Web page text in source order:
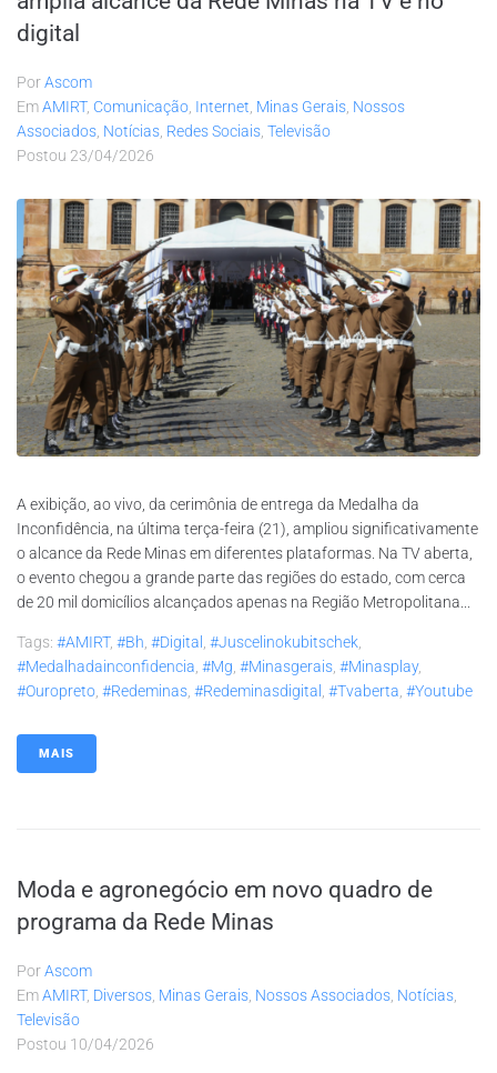
digital
PorAscom
EmAMIRT, Comunicação Internet Minas Gerais Nossos
Associados Notícias Redes Sociais Televisão
Postou 23/04/2026
A exibição, ao vivo, da cerimônia de entrega da Medalha da
Inconfidência, na última terça-feira (21), ampliou significativamente
o alcance da Rede Minas em diferentes plataformas. Na TV aberta,
o evento chegou a grande parte das regiões do estado, com cerca
de 20 mil domicílios alcançados apenas na Região Metropolitana...
Tags: #AMIRT, #bh, #digital , #juscelinokubitschek,
#medalhadainconfidencia, #mg, #minasgerais, #minasplay,
#ouropreto, #redeminas, #redeminasdigital , #tvaberta, #youtube
MAIS
Moda e agronegócio em novo quadro de
programa da Rede Minas
PorAscom
EmAMIRT, Diversos, Minas Gerais, Nossos Associados, Notícias,
Televisão
Postou 10/04/2026